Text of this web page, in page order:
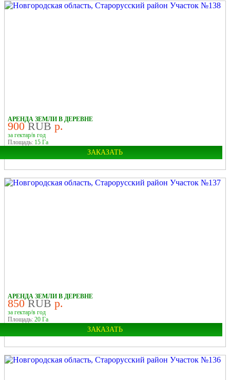
Область:
Новгородская
АРЕНДА ЗЕМЛИ В ДЕРЕВНЕ
900 RUB р.
за гектар/в год
Площадь: 15 Га
ЗАКАЗАТЬ
Область:
Новгородская
АРЕНДА ЗЕМЛИ В ДЕРЕВНЕ
850 RUB р.
за гектар/в год
Площадь: 20 Га
ЗАКАЗАТЬ
Область:
Новгородская